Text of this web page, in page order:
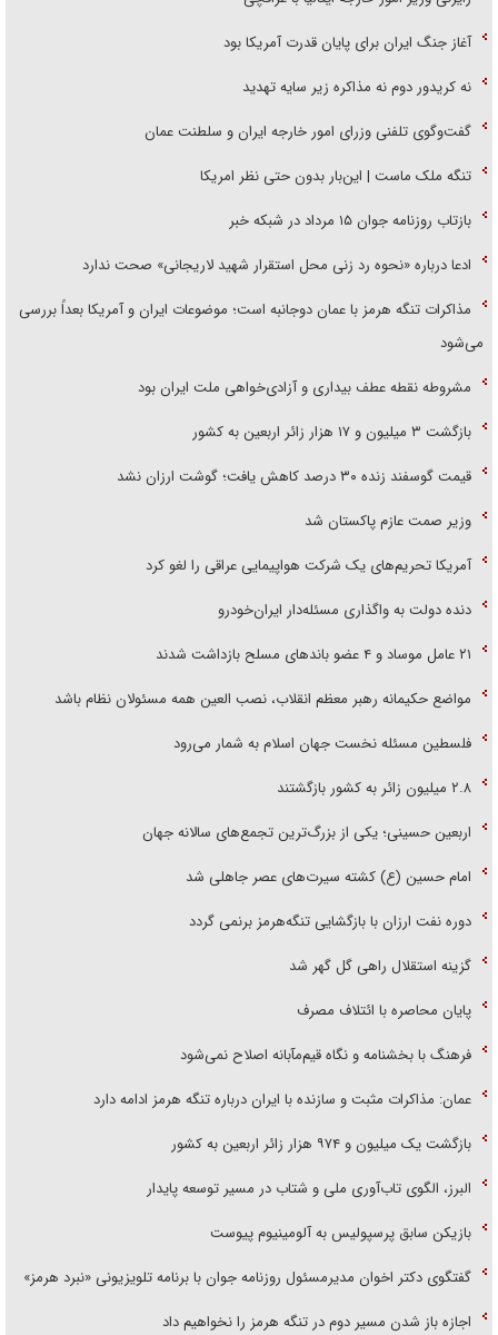
آغاز جنگ ایران برای پایان قدرت آمریکا بود
نه کریدور دوم نه مذاکره زیر سایه تهدید
گفت‌وگوی تلفنی وزرای امور خارجه ایران و سلطنت عمان
تنگه ملک ماست | این‌بار بدون حتی نظر امریکا
بازتاب روزنامه جوان ۱۵ مرداد در شبکه خبر
ادعا درباره «نحوه رد زنی محل استقرار شهید لاریجانی» صحت ندارد
مذاکرات تنگه هرمز با عمان دوجانبه است؛ موضوعات ایران و آمریکا بعداً بررسی
می‌شود
مشروطه نقطه عطف بیداری و آزادی‌خواهی ملت ایران بود
بازگشت ۳ میلیون و ۱۷ هزار زائر اربعین به کشور
قیمت گوسفند زنده ۳۰ درصد کاهش یافت؛ گوشت ارزان نشد
وزیر صمت عازم پاکستان شد
آمریکا تحریم‌های یک شرکت هواپیمایی عراقی را لغو کرد
دنده دولت به واگذاری مسئله‌دار ایران‌خودرو
۲۱ عامل موساد و ۴ عضو باند‌های مسلح بازداشت شدند
مواضع حکیمانه رهبر معظم انقلاب، نصب العین همه مسئولان نظام باشد
فلسطین مسئله نخست جهان اسلام به شمار می‌رود
۲.۸ میلیون زائر به کشور بازگشتند
اربعین حسینی؛ یکی از بزرگ‌ترین تجمع‌های سالانه جهان
امام حسین (ع) کشته سیرت‌های عصر جاهلی شد
دوره نفت ارزان با بازگشایی تنگه‌هرمز برنمی گردد
گزینه استقلال راهی گل گهر شد
پایان محاصره با ائتلاف مصرف
فرهنگ با بخشنامه و نگاه قیم‌مآبانه اصلاح نمی‌شود
عمان: مذاکرات مثبت و سازنده با ایران درباره تنگه هرمز ادامه دارد
بازگشت یک میلیون و ۹۷۴ هزار زائر اربعین به کشور
البرز، الگوی تاب‌آوری ملی و شتاب در مسیر توسعه پایدار
بازیکن سابق پرسپولیس به آلومینیوم پیوست
گفتگوی دکتر اخوان مدیرمسئول روزنامه جوان با برنامه تلویزیونی «نبرد هرمز»
اجازه باز شدن مسیر دوم در تنگه هرمز را نخواهیم داد